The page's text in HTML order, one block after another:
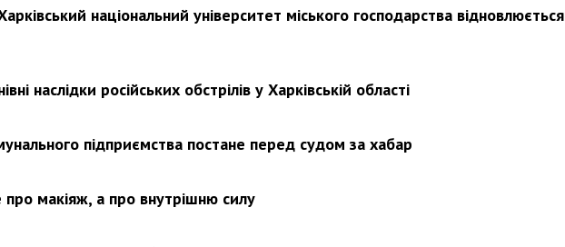
національний університет міського господарства відновлюється
наслідки російських обстрілів у Харківській області
підприємства постане перед судом за хабар
макіяж, а про внутрішню силу